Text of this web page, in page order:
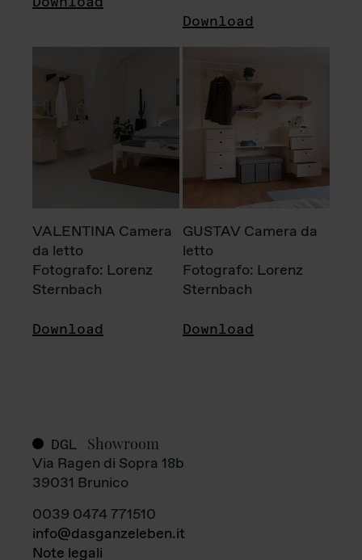
Download
VALENTINA Camera
da letto
Fotografo: Lorenz
Sternbach
Download
GUSTAV Camera da
letto
Fotografo: Lorenz
Sternbach
Download
DGL Showroom
Via Ragen di Sopra 18b
39031 Brunico
0039 0474 771510
info@dasganzeleben.it
Note legali